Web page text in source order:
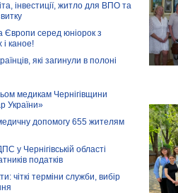
області
хто і
інвестиції, житло для ВПО та
серед юніорок з
каное!
які загинули в полоні
медикам Чернігівщини
України»
допомогу 655 жителям
у Чернігівській області
податків
чіткі терміни служби, вибір